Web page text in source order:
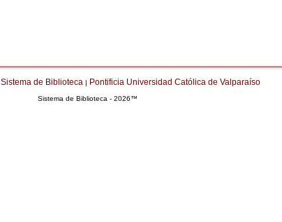
Sistema de Biblioteca | Pontificia Universidad Católica de Valparaíso
Sistema de Biblioteca - 2026™